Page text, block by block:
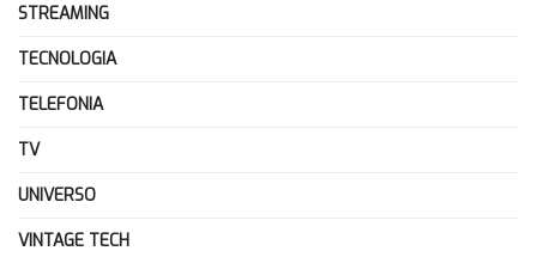
STREAMING
TECNOLOGIA
TELEFONIA
TV
UNIVERSO
VINTAGE TECH